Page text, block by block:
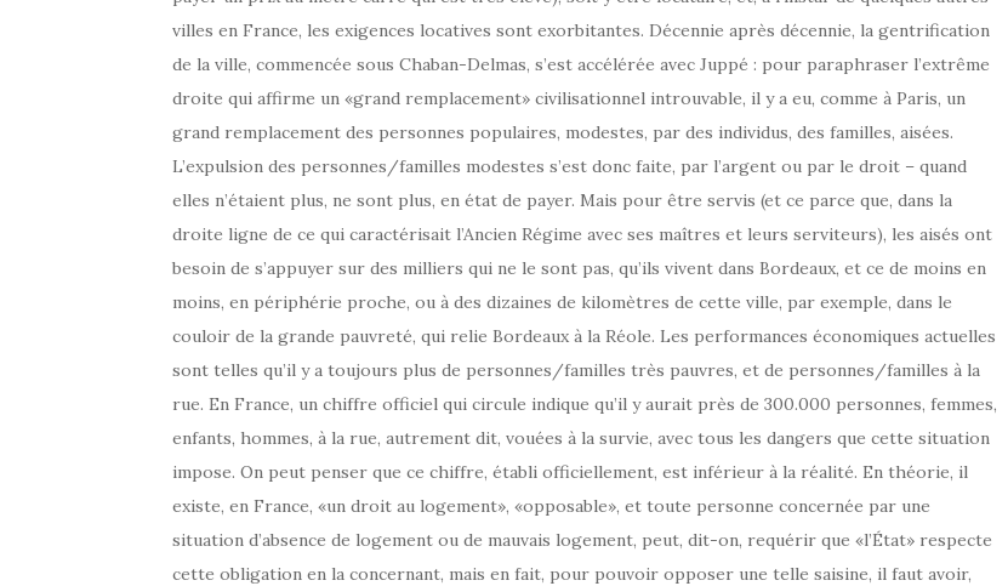
villes en France, les exigences locatives sont exorbitantes. Décennie après décennie, la gentrification
de la ville, commencée sous Chaban-Delmas, s’est accélérée avec Juppé : pour paraphraser l’extrême
droite qui affirme un «grand remplacement» civilisationnel introuvable, il y a eu, comme à Paris, un
grand remplacement des personnes populaires, modestes, par des individus, des familles, aisées.
L’expulsion des personnes/familles modestes s’est donc faite, par l’argent ou par le droit – quand
elles n’étaient plus, ne sont plus, en état de payer. Mais pour être servis (et ce parce que, dans la
droite ligne de ce qui caractérisait l’Ancien Régime avec ses maîtres et leurs serviteurs), les aisés ont
besoin de s’appuyer sur des milliers qui ne le sont pas, qu’ils vivent dans Bordeaux, et ce de moins en
moins, en périphérie proche, ou à des dizaines de kilomètres de cette ville, par exemple, dans le
couloir de la grande pauvreté, qui relie Bordeaux à la Réole. Les performances économiques actuelles
sont telles qu’il y a toujours plus de personnes/familles très pauvres, et de personnes/familles à la
rue. En France, un chiffre officiel qui circule indique qu’il y aurait près de 300.000 personnes, femmes,
enfants, hommes, à la rue, autrement dit, vouées à la survie, avec tous les dangers que cette situation
impose. On peut penser que ce chiffre, établi officiellement, est inférieur à la réalité. En théorie, il
existe, en France, «un droit au logement», «opposable», et toute personne concernée par une
situation d’absence de logement ou de mauvais logement, peut, dit-on, requérir que «l’État» respecte
cette obligation en la concernant, mais en fait, pour pouvoir opposer une telle saisine, il faut avoir,